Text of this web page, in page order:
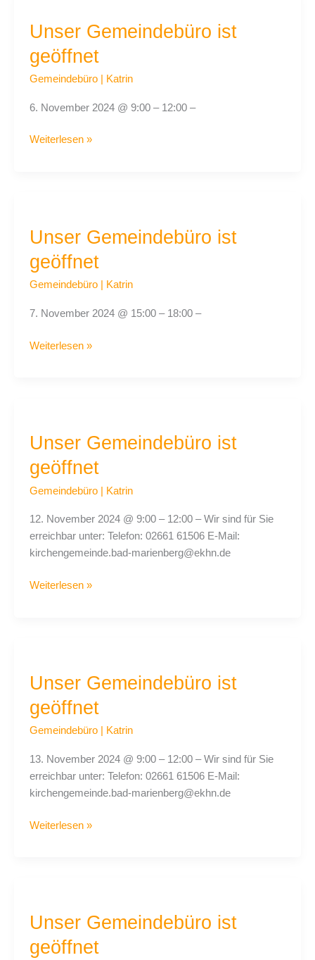
Unser Gemeindebüro ist
geöffnet
Gemeindebüro| Katrin
6. November 2024 @ 9:00 – 12:00 –
ist
Weiterlesen »
Unser Gemeindebüro ist
geöffnet
Gemeindebüro| Katrin
7. November 2024 @ 15:00 – 18:00 –
ist
Weiterlesen »
Unser Gemeindebüro ist
geöffnet
Gemeindebüro| Katrin
12. November 2024 @ 9:00 – 12:00 – Wir sind für Sie
erreichbar unter: Telefon: 02661 61506 E-Mail:
kirchengemeinde.bad-marienberg@ekhn.de
ist
Weiterlesen »
Unser Gemeindebüro ist
geöffnet
Gemeindebüro| Katrin
13. November 2024 @ 9:00 – 12:00 – Wir sind für Sie
erreichbar unter: Telefon: 02661 61506 E-Mail:
kirchengemeinde.bad-marienberg@ekhn.de
ist
Weiterlesen »
Unser Gemeindebüro ist
geöffnet
ist